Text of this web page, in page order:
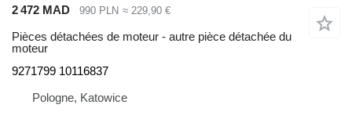
2 472 MAD 990 PLN ≈ 229,90 €
Pièces détachées de moteur - autre pièce détachée du
moteur
9271799 10116837
Pologne, Katowice